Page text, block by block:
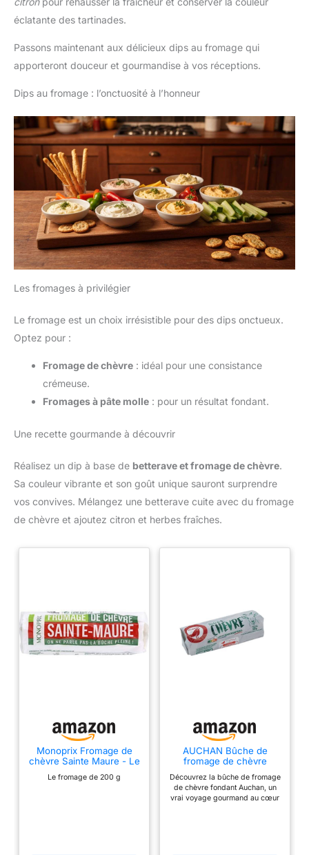
éclatante des tartinades.
Passons maintenant aux délicieux dips au fromage qui
apporteront douceur et gourmandise à vos réceptions.
Dips au fromage : l’onctuosité à l’honneur
Les fromages à privilégier
Le fromage est un choix irrésistible pour des dips onctueux.
Optez pour :
Fromage de chèvre : idéal pour une consistance
crémeuse.
Fromages à pâte molle : pour un résultat fondant.
Une recette gourmande à découvrir
Réalisez un dip à base de betterave et fromage de chèvre.
Sa couleur vibrante et son goût unique sauront surprendre
vos convives. Mélangez une betterave cuite avec du fromage
de chèvre et ajoutez citron et herbes fraîches.
Monoprix Fromage de
chèvre Sainte Maure - Le
Le fromage de 200 g
AUCHAN Bûche de
fromage de chèvre
Découvrez la bûche de fromage
de chèvre fondant Auchan, un
vrai voyage gourmand au cœur